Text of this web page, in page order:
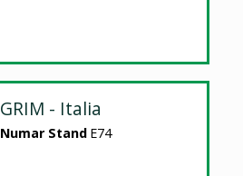
GRIM - Italia
Numar Stand E74